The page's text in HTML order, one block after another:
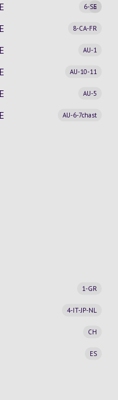
6-SE
5
8-CA-FR
AU-1
AU-10-11
AU-5
AU-6-7chast
1-GR
4-IT-JP-NL
CH
ES